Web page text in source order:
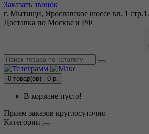
Заказать звонок
г. Мытищи, Ярославское шоссе вл. 1 стр.1.
Доставка по Москве и РФ
0 товар(ов) - 0 р.
В корзине пусто!
Прием заказов круглосуточно
Категории